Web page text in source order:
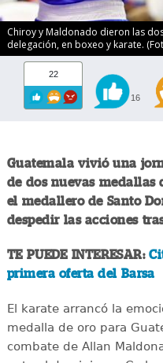
Chiroy y Maldonado dieron las
delegación, en boxeo y karate.
22
16
Guatemala vivió una
de dos nuevas medallas
el medallero de Santo
despedir las acciones
TE PUEDE INTERESAR:
primera oferta del Barsa
El karate arrancó la
medalla de oro para
combate de Allan